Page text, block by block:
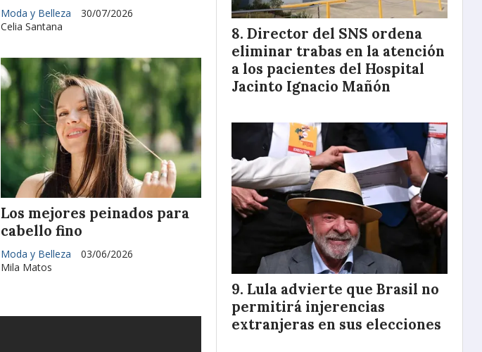
Celia Santana
Moda y Belleza 30/07/2026
Los mejores peinados para
cabello fino
Mila Matos
Moda y Belleza 03/06/2026
Director del SNS ordena
eliminar trabas en la atención
a los pacientes del Hospital
Jacinto Ignacio Mañón
Lula advierte que Brasil no
permitirá injerencias
extranjeras en sus elecciones